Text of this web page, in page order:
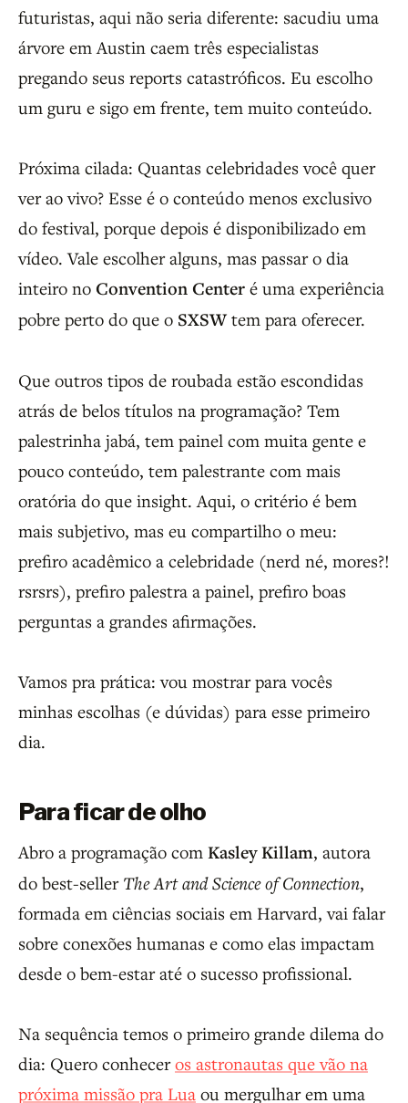
futuristas, aqui não seria diferente: sacudiu uma
árvore em Austin caem três especialistas
pregando seus reports catastróficos. Eu escolho
um guru e sigo em frente, tem muito conteúdo.
Próxima cilada: Quantas celebridades você quer
ver ao vivo? Esse é o conteúdo menos exclusivo
do festival, porque depois é disponibilizado em
vídeo. Vale escolher alguns, mas passar o dia
inteiro no Convention Center é uma experiência
pobre perto do que o SXSWtem para oferecer.
Que outros tipos de roubada estão escondidas
atrás de belos títulos na programação? Tem
palestrinha jabá, tem painel com muita gente e
pouco conteúdo, tem palestrante com mais
oratória do que insight. Aqui, o critério é bem
mais subjetivo, mas eu compartilho o meu:
prefiro acadêmico a celebridade (nerd né, mores?!
rsrsrs), prefiro palestra a painel, prefiro boas
perguntas a grandes afirmações.
Vamos pra prática: vou mostrar para vocês
minhas escolhas (e dúvidas) para esse primeiro
dia.
Para ficar de olho
Abro a programação com Kasley Killam, autora
do best-seller The Art and Science of Connection,
formada em ciências sociais em Harvard, vai falar
sobre conexões humanas e como elas impactam
desde o bem-estar até o sucesso profissional.
Na sequência temos o primeiro grande dilema do
dia: Quero conheceros astronautas que vão na
próxima missão pra Lua ou mergulhar em uma